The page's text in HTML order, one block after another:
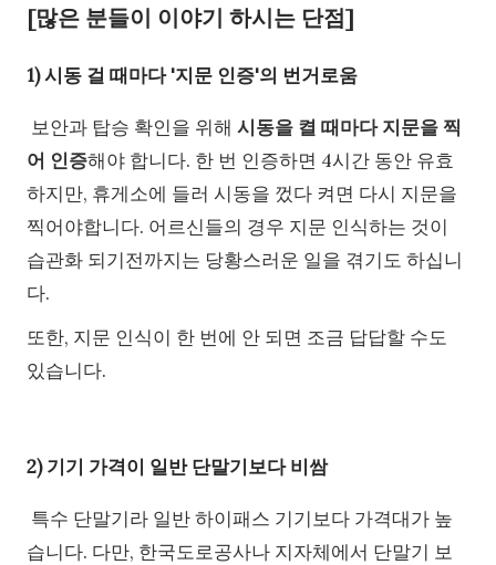
[많은 분들이 이야기 하시는 단점]
1) 시동 걸 때마다 '지문 인증'의 번거로움
보안과 탑승 확인을 위해 시동을 켤 때마다 지문을 찍
어 인증해야 합니다. 한 번 인증하면 4시간 동안 유효
하지만, 휴게소에 들러 시동을 껐다 켜면 다시 지문을
찍어야합니다. 어르신들의 경우 지문 인식하는 것이
습관화 되기전까지는 당황스러운 일을 겪기도 하십니
다.
또한, 지문 인식이 한 번에 안 되면 조금 답답할 수도
있습니다.
2) 기기 가격이 일반 단말기보다 비쌈
특수 단말기라 일반 하이패스 기기보다 가격대가 높
습니다. 다만, 한국도로공사나 지자체에서 단말기 보